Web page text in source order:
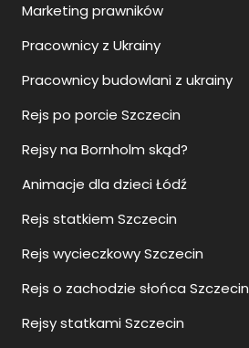
Marketing prawników
Pracownicy z Ukrainy
Pracownicy budowlani z ukrainy
Rejs po porcie Szczecin
Rejsy na Bornholm skąd?
Animacje dla dzieci Łódź
Rejs statkiem Szczecin
Rejs wycieczkowy Szczecin
Rejs o zachodzie słońca Szczecin
Rejsy statkami Szczecin